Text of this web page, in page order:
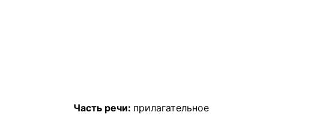
Часть речи: прилагательное